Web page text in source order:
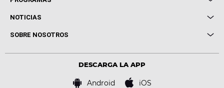
Conciertos
Cuerpos especiales
Locutores Europa FM
NOTICIAS
Cine y Televisión
Virales
SOBRE NOSOTROS
Bases de concursos
DESCARGA LA APP
Android iOS